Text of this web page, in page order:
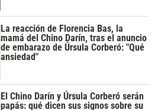
La reacción de Florencia Bas, la
mamá del Chino Darín, tras el anuncio
de embarazo de Úrsula Corberó: "Qué
ansiedad"
El Chino Darín y Úrsula Corberó serán
papás: qué dicen sus signos sobre su